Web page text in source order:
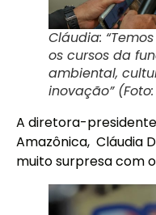
Cláudia:
os cursos da
ambiental,
inovação”
A diretora-
Amazônica, Cláudia
muito surpresa com